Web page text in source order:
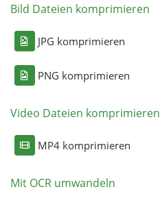
Bild Dateien komprimieren
JPG komprimieren
PNG komprimieren
Video Dateien komprimieren
MP4 komprimieren
Mit OCR umwandeln